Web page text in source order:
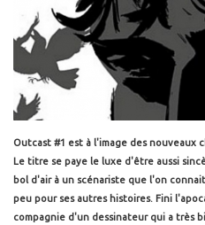
Outcast #1 est à l'image des nouveaux
Le titre se paye le luxe d'être aussi
bol d'air à un scénariste que l'on
peu pour ses autres histoires. Fini
compagnie d'un dessinateur qui a très